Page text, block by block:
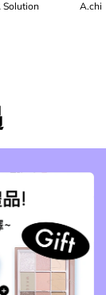
Solution A.chi